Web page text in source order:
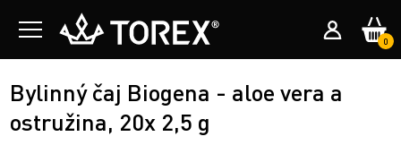
0
Bylinný čaj Biogena - aloe vera a
ostružina, 20x 2,5 g